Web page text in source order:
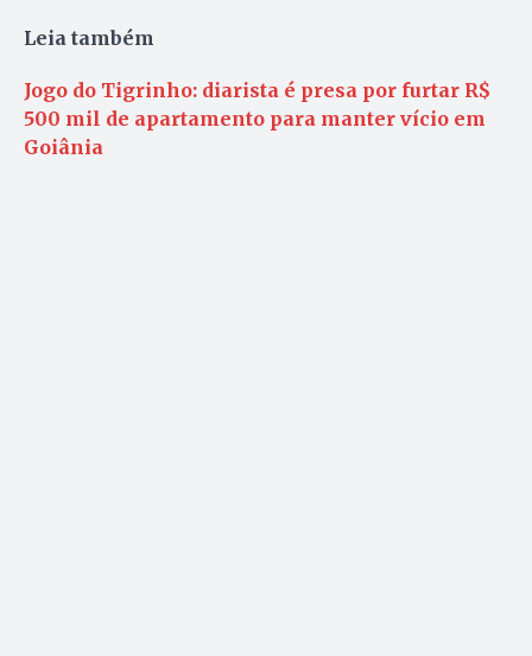
Leia também
Jogo do Tigrinho: diarista é presa por furtar R$
500 mil de apartamento para manter vício em
Goiânia